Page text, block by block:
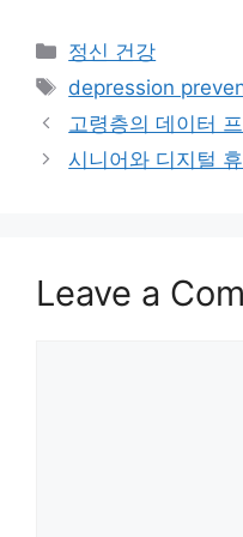
Categories
정신 건강
Tags
depression
고령층의 데이터
시니어와 디지털
Leave a